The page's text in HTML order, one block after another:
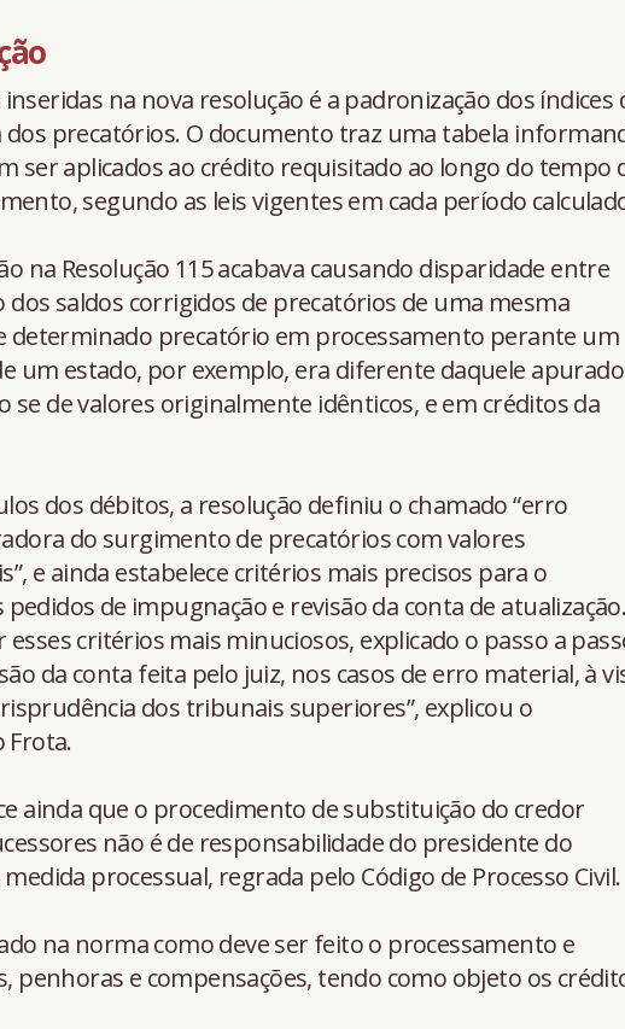
na nova resolução é a padronização dos índices
precatórios. O documento traz uma tabela
ser aplicados ao crédito requisitado ao longo do tempo
segundo as leis vigentes em cada período
na Resolução 115 acabava causando disparidade entre
dos saldos corrigidos de precatórios de uma mesma
determinado precatório em processamento perante um
um estado, por exemplo, era diferente daquele apurado
se de valores originalmente idênticos, e em créditos da
dos débitos, a resolução definiu o chamado “erro
do surgimento de precatórios com valores
e ainda estabelece critérios mais precisos para o
de impugnação e revisão da conta de atualização.
critérios mais minuciosos, explicado o passo a
da conta feita pelo juiz, nos casos de erro material, à
dos tribunais superiores”, explicou o
Frota.
ainda que o procedimento de substituição do credor
não é de responsabilidade do presidente do
processual, regrada pelo Código de Processo Civil.
na norma como deve ser feito o processamento e
penhoras e compensações, tendo como objeto os